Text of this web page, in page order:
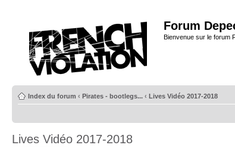
Forum
Bienvenue sur le forum
Index du forum ‹ Pirates - bootlegs... ‹ Lives Vidéo 2017-2018
Lives Vidéo 2017-2018